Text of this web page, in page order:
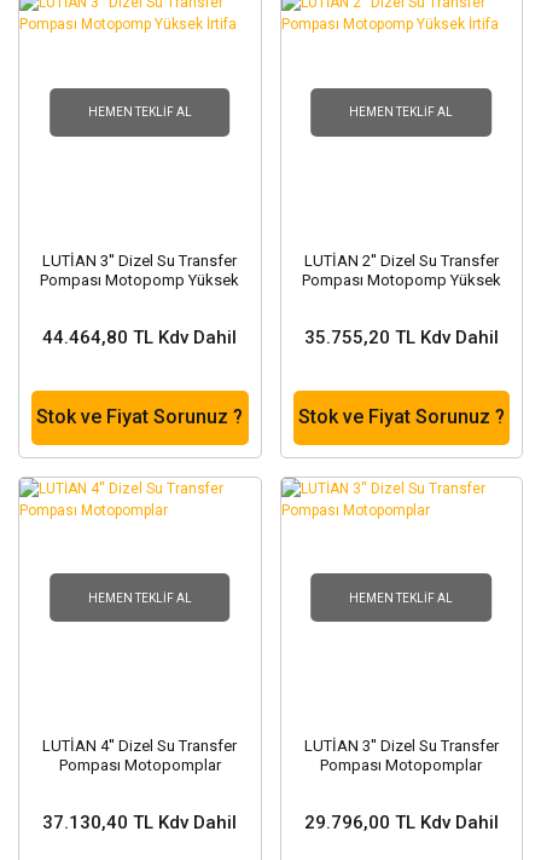
HEMEN TEKLIF AL
LUTİAN 3'' Dizel Su Transfer
Pompası Motopomp Yüksek
44.464,80 TL Kdv Dahil
Stok ve Fiyat Sorunuz ?
HEMEN TEKLIF AL
LUTİAN 2'' Dizel Su Transfer
Pompası Motopomp Yüksek
35.755,20 TL Kdv Dahil
Stok ve Fiyat Sorunuz ?
HEMEN TEKLIF AL
LUTİAN 4'' Dizel Su Transfer
Pompası Motopomplar
37.130,40 TL Kdv Dahil
HEMEN TEKLIF AL
LUTİAN 3'' Dizel Su Transfer
Pompası Motopomplar
29.796,00 TL Kdv Dahil